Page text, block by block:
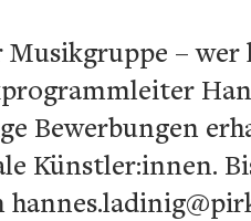
Musikgruppe –
Bewerbungen
Künstler:innen.